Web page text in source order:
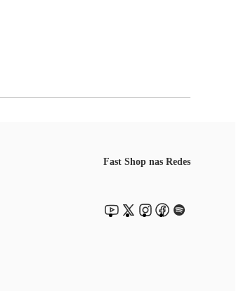
Fast Shop nas Redes